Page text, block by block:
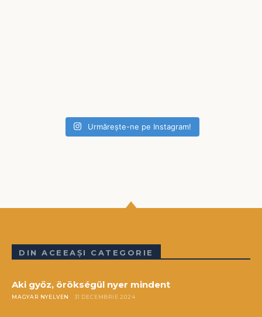
Urmărește-ne pe Instagram!
DIN ACEEAȘI CATEGORIE
Aki győz, örökségül nyer mindent
MAGYAR NYELVEN 31 DECEMBRIE 2024